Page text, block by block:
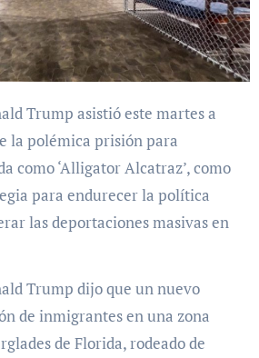
la polémica prisión para
como ‘Alligator Alcatraz’, como
para endurecer la política
las deportaciones masivas en
Trump dijo que un nuevo
de inmigrantes en una zona
de Florida, rodeado de